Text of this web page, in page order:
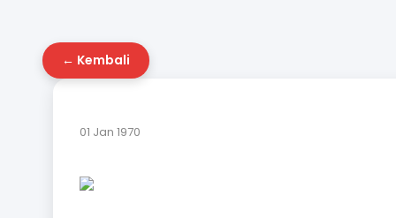
← Kembali
01 Jan 1970